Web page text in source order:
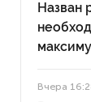
Назван
Вчера